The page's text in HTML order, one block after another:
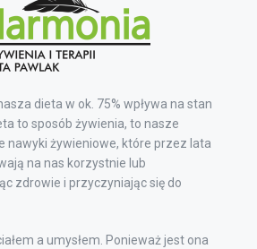
dieta w ok. 75% wpływa na stan
to sposób żywienia, to nasze
nawyki żywieniowe, które przez lata
na nas korzystnie lub
zdrowie i przyczyniając się do
a umysłem. Ponieważ jest ona